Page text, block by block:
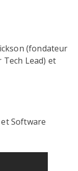
(fondateur
Tech Lead) et
Software